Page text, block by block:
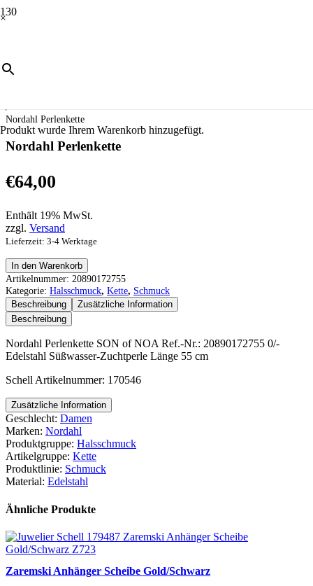
×
Produkt wurde Ihrem Warenkorb hinzugefügt.
Halsschmuck
/
Nordahl Perlenkette
Nordahl Perlenkette
€64,00
Enthält 19% MwSt.
zzgl. Versand
Lieferzeit: 3-4 Werktage
Nordahl
Perlenkette
Menge
In den Warenkorb
Artikelnummer: 20890172755
Kategorie: Halsschmuck, Kette, Schmuck
Beschreibung
Zusätzliche Information
Beschreibung
Nordahl Perlenkette SON of NOA Ref.-Nr.: 20890172755 0/-
Edelstahl Süßwasser-Zuchtperle Länge 55 cm
Schell Artikelnummer: 170546
Zusätzliche Information
Geschlecht: Damen
Marken: Nordahl
Produktgruppe: Halsschmuck
Artikelgruppe: Kette
Produktlinie: Schmuck
Material: Edelstahl
Ähnliche Produkte
Zaremski Anhänger Scheibe Gold/Schwarz